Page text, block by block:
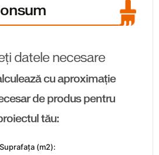
datele necesare
cu aproximație
de produs pentru
tău:
Suprafaţa (m2):